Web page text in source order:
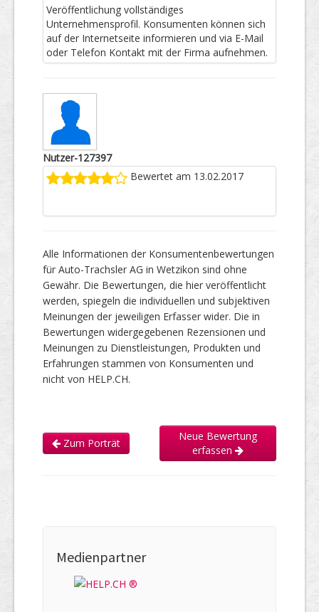
Veröffentlichung vollständiges
Unternehmensprofil. Konsumenten können sich
auf der Internetseite informieren und via E-Mail
oder Telefon Kontakt mit der Firma aufnehmen.
Nutzer-127397
Bewertet am 13.02.2017
Alle Informationen der Konsumentenbewertungen
für Auto-Trachsler AG in Wetzikon sind ohne
Gewähr. Die Bewertungen, die hier veröffentlicht
werden, spiegeln die individuellen und subjektiven
Meinungen der jeweiligen Erfasser wider. Die in
Bewertungen widergegebenen Rezensionen und
Meinungen zu Dienstleistungen, Produkten und
Erfahrungen stammen von Konsumenten und
nicht von HELP.CH.
Zum Porträt
Neue Bewertung
erfassen
Medienpartner